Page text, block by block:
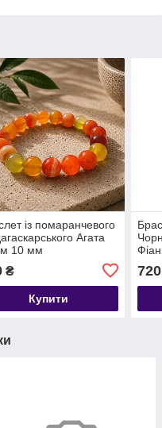
із помаранчевого
Агата
10 мм
₴
Купити
720